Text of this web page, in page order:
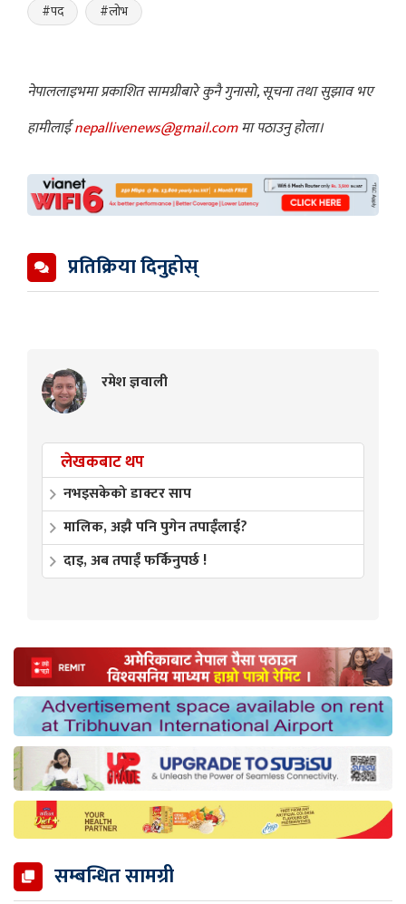
#पद #लोभ
नेपाललाइभमा प्रकाशित सामग्रीबारे कुनै गुनासो, सूचना तथा सुझाव भए
हामीलाईnepallivenews@gmail.comमा पठाउनु होला।
प्रतिक्रिया दिनुहोस्
रमेश ज्ञवाली
लेखकबाट थप
नभइसकेको डाक्टर साप
मालिक, अझै पनि पुगेन तपाईंलाई?
दाइ, अब तपाईं फर्किनुपर्छ !
सम्बन्धित सामग्री